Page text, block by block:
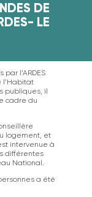
DE
LE
l’ARDES
l’Habitat
publiques, il
cadre du
logement, et
intervenue à
différentes
National.
a été